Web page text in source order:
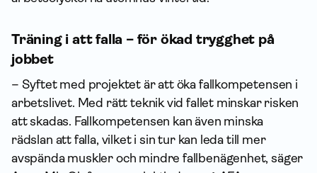
Träning i att falla – för ökad trygghet på
jobbet
– Syftet med projektet är att öka fallkompetensen i
arbetslivet. Med rätt teknik vid fallet minskar risken
att skadas. Fallkompetensen kan även minska
rädslan att falla, vilket i sin tur kan leda till mer
avspända muskler och mindre fallbenägenhet, säger